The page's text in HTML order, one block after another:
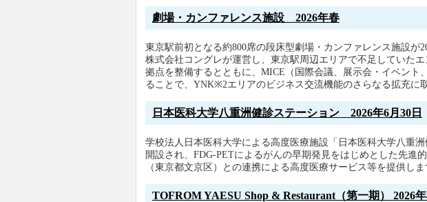
劇場・カンファレンス施設 2026年春
東京駅前初となる約800席の段床型劇場・カンファレンス施設が
株式会社コングレが運営し、東京駅周辺エリアで不足していた
拠点を整備するとともに、MICE（国際会議、展示会・イベント
ることで、YNK※2エリアのビジネス交流機能のさらなる拡充に
日本医科大学八重洲健診ステーション 2026年6月30日
学校法人日本医科大学による高度医療施設「日本医科大学八重
開設され、FDG-PETによるがんの早期発見をはじめとした先進
（東京都文京区）との連携による高度医療サービス等を提供しま
TOFROM YAESU Shop & Restaurant（第一期） 2026